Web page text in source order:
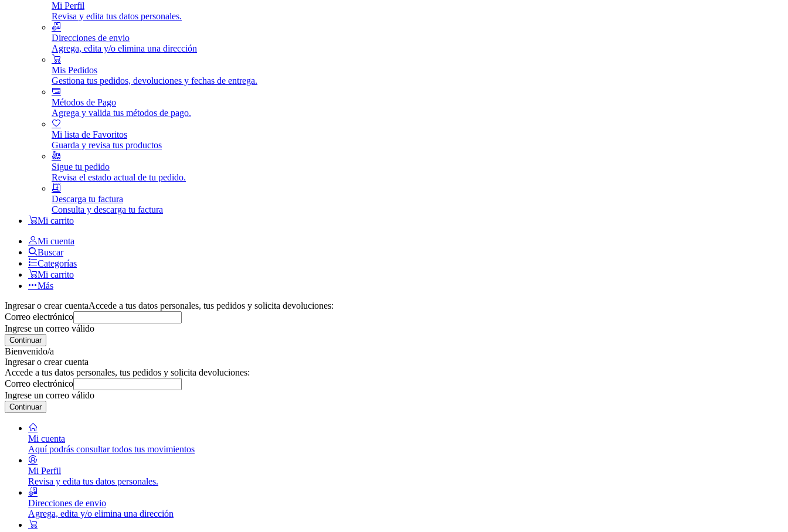
Mi Perfil
Revisa y edita tus datos personales.
Direcciones de envio
Agrega, edita y/o elimina una dirección
Mis Pedidos
Gestiona tus pedidos, devoluciones y fechas de entrega.
Métodos de Pago
Agrega y valida tus métodos de pago.
Mi lista de Favoritos
Guarda y revisa tus productos
Sigue tu pedido
Revisa el estado actual de tu pedido.
Descarga tu factura
Consulta y descarga tu factura
Mi carrito
Mi cuenta
Buscar
Categorías
Mi carrito
Más
Ingresar o crear cuentaAccede a tus datos personales, tus pedidos y solicita devoluciones:
Correo electrónico
Ingrese un correo válido
Continuar
Bienvenido/a
Ingresar o crear cuenta
Accede a tus datos personales, tus pedidos y solicita devoluciones:
Correo electrónico
Ingrese un correo válido
Continuar
Mi cuenta
Aquí podrás consultar todos tus movimientos
Mi Perfil
Revisa y edita tus datos personales.
Direcciones de envio
Agrega, edita y/o elimina una dirección